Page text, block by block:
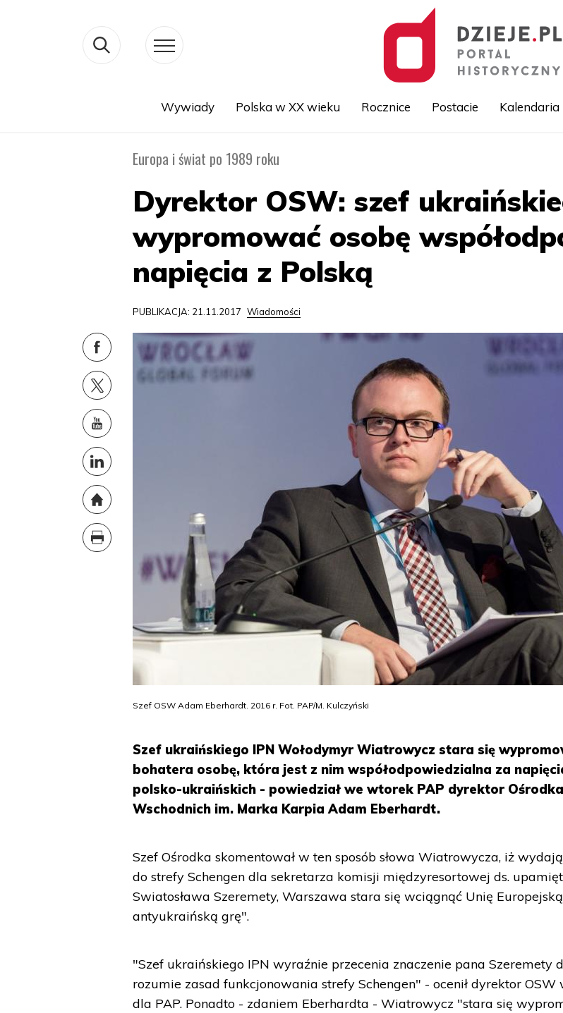
treści
Wywiady Polska w XX wieku Rocznice Postacie Kalendaria
Europa i świat po 1989 roku
Dyrektor OSW: szef
wypromować osobę
napięcia z Polską
PUBLIKACJA: 21.11.2017 Wiadomości
Szef OSW Adam Eberhardt. 2016 r. Fot. PAP/M. Kulczyński
Szef ukraińskiego IPN Wołodymyr Wiatrowycz stara się
bohatera osobę, która jest z nim współodpowiedzialna za
polsko-ukraińskich - powiedział we wtorek PAP dyrektor
Wschodnich im. Marka Karpia Adam Eberhardt.
Szef Ośrodka skomentował w ten sposób słowa Wiatrowycza, iż
do strefy Schengen dla sekretarza komisji międzyresortowej ds.
Swiatosława Szeremety, Warszawa stara się wciągnąć Unię
antyukraińską grę".
"Szef ukraińskiego IPN wyraźnie przecenia znaczenie pana Szeremety
rozumie zasad funkcjonowania strefy Schengen" - ocenił dyrektor
dla PAP. Ponadto - zdaniem Eberhardta - Wiatrowycz "stara się